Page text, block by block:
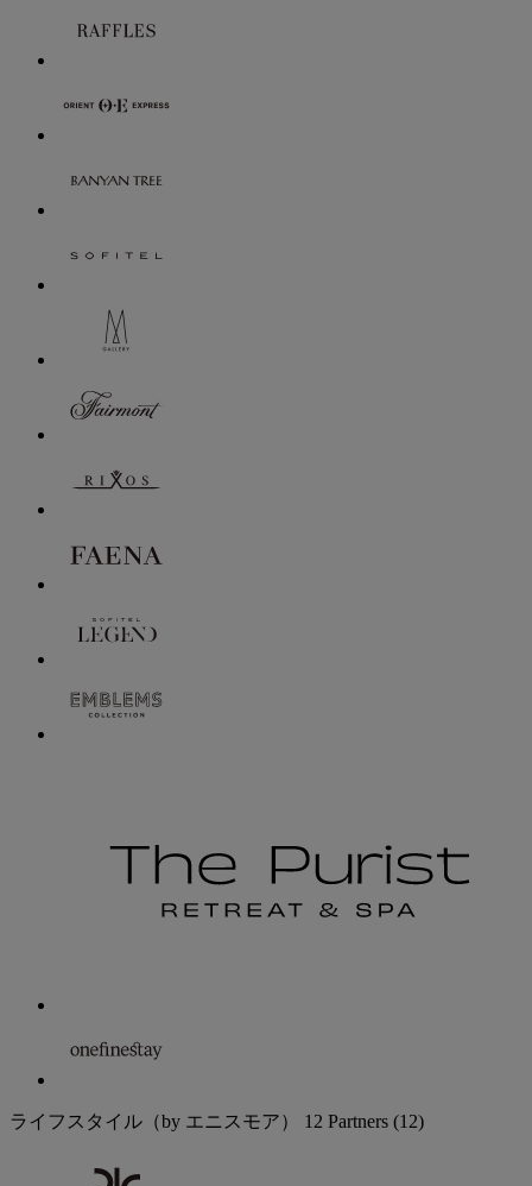
ライフスタイル（by エニスモア） 12 Partners (12)